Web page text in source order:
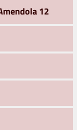
12